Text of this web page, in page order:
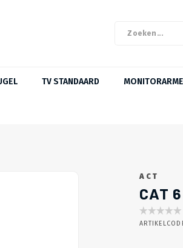
TV STANDAARD
ACT
CAT